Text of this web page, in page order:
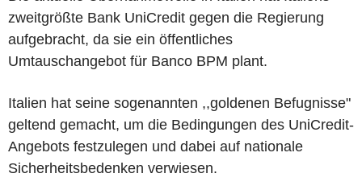
zweitgrößte Bank UniCredit gegen die Regierung
aufgebracht, da sie ein öffentliches
Umtauschangebot für Banco BPM plant.
Italien hat seine sogenannten ,,goldenen Befugnisse"
geltend gemacht, um die Bedingungen des UniCredit-
Angebots festzulegen und dabei auf nationale
Sicherheitsbedenken verwiesen.